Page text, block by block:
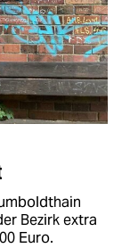
Bezirk extra
Euro.